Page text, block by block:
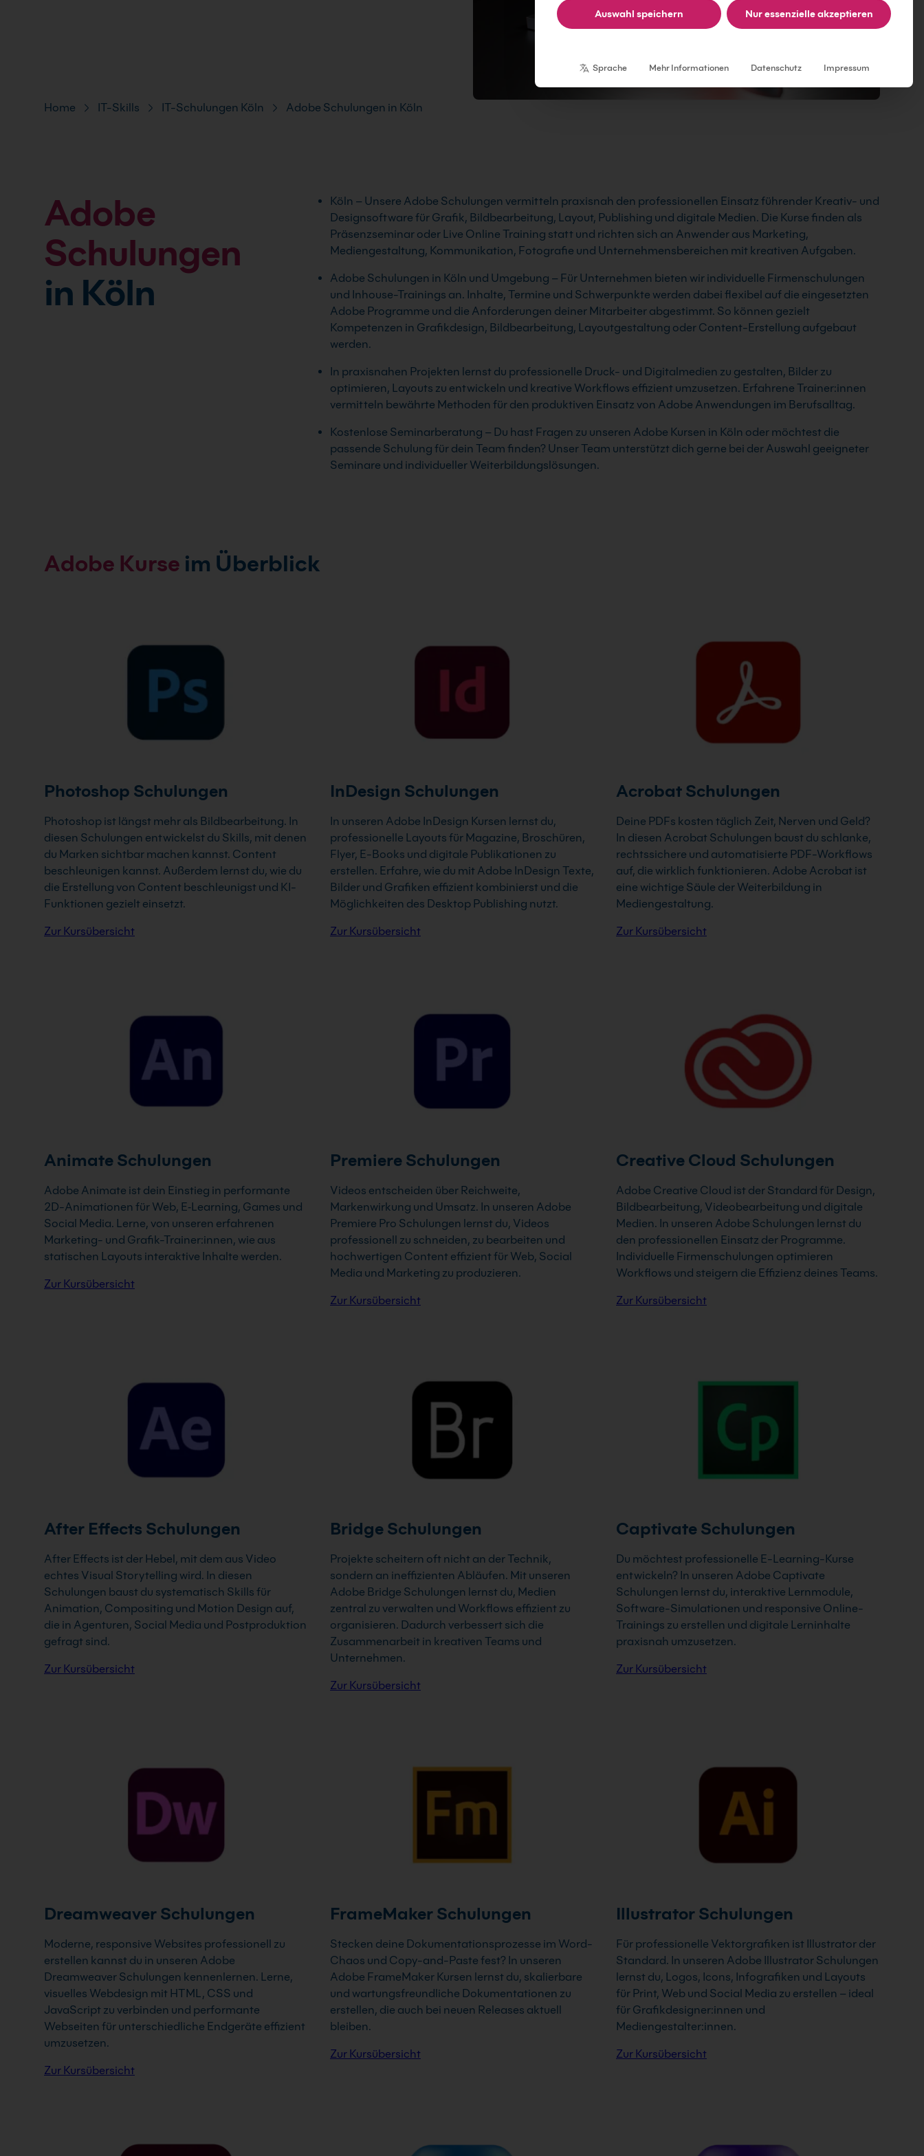
Pfad-Navigation
Home IT-Skills IT-Schulungen Köln Adobe Schulungen in Köln
Adobe
Schulungen
in Köln
Köln – Unsere Adobe Schulungen vermitteln praxisnah den professionellen Einsatz führender Kreativ- und
Designsoftware für Grafik, Bildbearbeitung, Layout, Publishing und digitale Medien. Die Kurse finden als
Präsenzseminar oder Live Online Training statt und richten sich an Anwender aus Marketing,
Mediengestaltung, Kommunikation, Fotografie und Unternehmensbereichen mit kreativen Aufgaben.
Adobe Schulungen in Köln und Umgebung – Für Unternehmen bieten wir individuelle Firmenschulungen
und Inhouse-Trainings an. Inhalte, Termine und Schwerpunkte werden dabei flexibel auf die eingesetzten
Adobe Programme und die Anforderungen deiner Mitarbeiter abgestimmt. So können gezielt
Kompetenzen in Grafikdesign, Bildbearbeitung, Layoutgestaltung oder Content-Erstellung aufgebaut
werden.
In praxisnahen Projekten lernst du professionelle Druck- und Digitalmedien zu gestalten, Bilder zu
optimieren, Layouts zu entwickeln und kreative Workflows effizient umzusetzen. Erfahrene Trainer:innen
vermitteln bewährte Methoden für den produktiven Einsatz von Adobe Anwendungen im Berufsalltag.
Kostenlose Seminarberatung – Du hast Fragen zu unseren Adobe Kursen in Köln oder möchtest die
passende Schulung für dein Team finden? Unser Team unterstützt dich gerne bei der Auswahl geeigneter
Seminare und individueller Weiterbildungslösungen.
Adobe Kurse im Überblick
Photoshop Schulungen
Photoshop ist längst mehr als Bildbearbeitung. In
diesen Schulungen entwickelst du Skills, mit denen
du Marken sichtbar machen kannst. Content
beschleunigen kannst. Außerdem lernst du, wie du
die Erstellung von Content beschleunigst und KI-
Funktionen gezielt einsetzt.
Zur Kursübersicht
InDesign Schulungen
In unseren Adobe InDesign Kursen lernst du,
professionelle Layouts für Magazine, Broschüren,
Flyer, E-Books und digitale Publikationen zu
erstellen. Erfahre, wie du mit Adobe InDesign Texte,
Bilder und Grafiken effizient kombinierst und die
Möglichkeiten des Desktop Publishing nutzt.
Zur Kursübersicht
Acrobat Schulungen
Deine PDFs kosten täglich Zeit, Nerven und Geld?
In diesen Acrobat Schulungen baust du schlanke,
rechtssichere und automatisierte PDF-Workflows
auf, die wirklich funktionieren. Adobe Acrobat ist
eine wichtige Säule der Weiterbildung in
Mediengestaltung.
Zur Kursübersicht
Animate Schulungen
Adobe Animate ist dein Einstieg in performante
2D-Animationen für Web, E‑Learning, Games und
Social Media. Lerne, von unseren erfahrenen
Marketing- und Grafik-Trainer:innen, wie aus
statischen Layouts interaktive Inhalte werden.
Zur Kursübersicht
Premiere Schulungen
Videos entscheiden über Reichweite,
Markenwirkung und Umsatz. In unseren Adobe
Premiere Pro Schulungen lernst du, Videos
professionell zu schneiden, zu bearbeiten und
hochwertigen Content effizient für Web, Social
Media und Marketing zu produzieren.
Zur Kursübersicht
Creative Cloud Schulungen
Adobe Creative Cloud ist der Standard für Design,
Bildbearbeitung, Videobearbeitung und digitale
Medien. In unseren Adobe Schulungen lernst du
den professionellen Einsatz der Programme.
Individuelle Firmenschulungen optimieren
Workflows und steigern die Effizienz deines Teams.
Zur Kursübersicht
After Effects Schulungen
After Effects ist der Hebel, mit dem aus Video
echtes Visual Storytelling wird. In diesen
Schulungen baust du systematisch Skills für
Animation, Compositing und Motion Design auf,
die in Agenturen, Social Media und Postproduktion
gefragt sind.
Zur Kursübersicht
Bridge Schulungen
Projekte scheitern oft nicht an der Technik,
sondern an ineffizienten Abläufen. Mit unseren
Adobe Bridge Schulungen lernst du, Medien
zentral zu verwalten und Workflows effizient zu
organisieren. Dadurch verbessert sich die
Zusammenarbeit in kreativen Teams und
Unternehmen.
Zur Kursübersicht
Captivate Schulungen
Du möchtest professionelle E-Learning-Kurse
entwickeln? In unseren Adobe Captivate
Schulungen lernst du, interaktive Lernmodule,
Software-Simulationen und responsive Online-
Trainings zu erstellen und digitale Lerninhalte
praxisnah umzusetzen.
Zur Kursübersicht
Dreamweaver Schulungen
Moderne, responsive Websites professionell zu
erstellen kannst du in unseren Adobe
Dreamweaver Schulungen kennenlernen. Lerne,
visuelles Webdesign mit HTML, CSS und
JavaScript zu verbinden und performante
Webseiten für unterschiedliche Endgeräte effizient
umzusetzen.
Zur Kursübersicht
FrameMaker Schulungen
Stecken deine Dokumentationsprozesse im Word-
Chaos und Copy-and-Paste fest? In unseren
Adobe FrameMaker Kursen lernst du, skalierbare
und wartungsfreundliche Dokumentationen zu
erstellen, die auch bei neuen Releases aktuell
bleiben.
Zur Kursübersicht
Illustrator Schulungen
Für professionelle Vektorgrafiken ist Illustrator der
Standard. In unseren Adobe Illustrator Schulungen
lernst du, Logos, Icons, Infografiken und Layouts
für Print, Web und Social Media zu erstellen – ideal
für Grafikdesigner:innen und
Mediengestalter:innen.
Zur Kursübersicht
Auswahl speichern Nur essenzielle akzeptieren
Sprache Mehr Informationen Datenschutz Impressum